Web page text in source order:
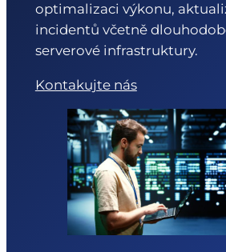
optimalizaci výkonu,
incidentů včetně
serverové infrastruktury.
Kontakujte nás